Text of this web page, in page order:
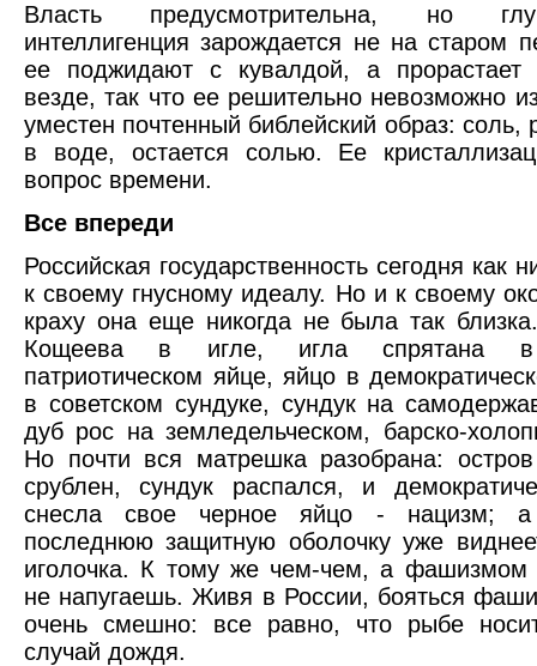
Власть предусмотрительна, но
интеллигенция зарождается не на старом
ее поджидают с кувалдой, а прорастает
везде, так что ее решительно невозможно
уместен почтенный библейский образ: соль,
в воде, остается солью. Ее
вопрос времени.
Все впереди
Российская государственность сегодня как
к своему гнусному идеалу. Но и к своему
краху она еще никогда не была так
Кощеева в игле, игла спрятана в
патриотическом яйце, яйцо в
в советском сундуке, сундук на
дуб рос на земледельческом, барско-
Но почти вся матрешка разобрана:
срублен, сундук распался, и
снесла свое черное яйцо - нацизм; а
последнюю защитную оболочку уже
иголочка. К тому же чем-чем, а фашизмом
не напугаешь. Живя в России, бояться
очень смешно: все равно, что рыбе
случай дождя.